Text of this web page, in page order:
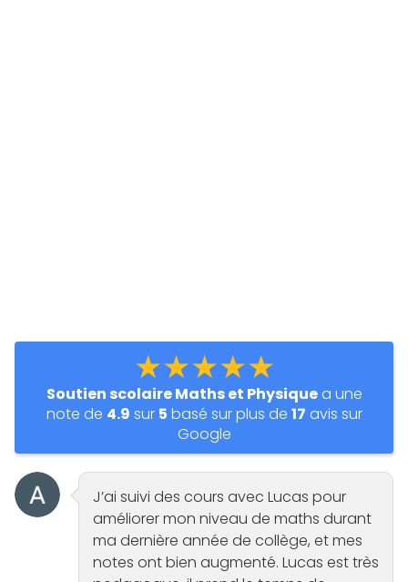
★★★★★
Soutien scolaire Maths et Physiquea une
note de 4.9 sur 5 basé sur plus de 17 avis sur
Google
J’ai suivi des cours avec Lucas pour
améliorer mon niveau de maths durant
ma dernière année de collège, et mes
notes ont bien augmenté. Lucas est très